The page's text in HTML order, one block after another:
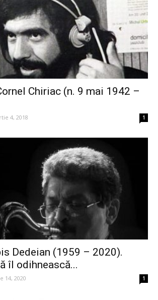
Chiriac (n. 9 mai 1942 –
4, 2018 1
Dedeian (1959 – 2020).
îl odihnească...
14, 2020 1